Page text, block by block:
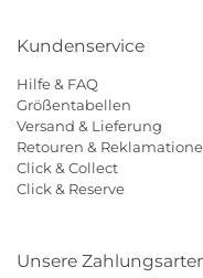
Kundenservice
Hilfe & FAQ
Größentabellen
Versand & Lieferung
Retouren &
Click & Collect
Click & Reserve
Unsere